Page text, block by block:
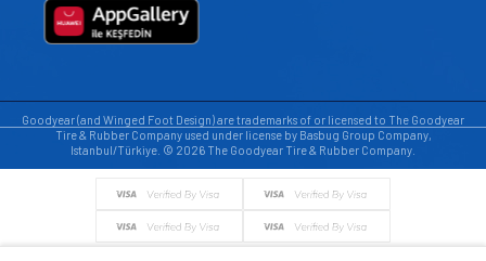
Goodyear (and Winged Foot Design) are trademarks of or licensed to The Goodyear
Tire & Rubber Company used under license by Basbug Group Company,
Istanbul/Türkiye. © 2026 The Goodyear Tire & Rubber Company.